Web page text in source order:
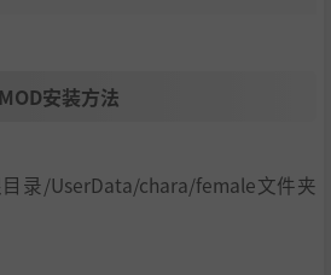
安装方法
录/UserData/chara/female文件夹